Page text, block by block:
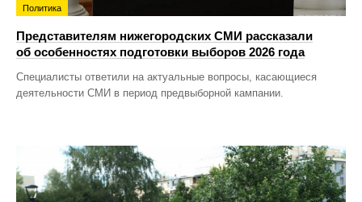
Политика
Представителям нижегородских СМИ рассказали
об особенностях подготовки выборов 2026 года
Специалисты ответили на актуальные вопросы, касающиеся
деятельности СМИ в период предвыборной кампании.